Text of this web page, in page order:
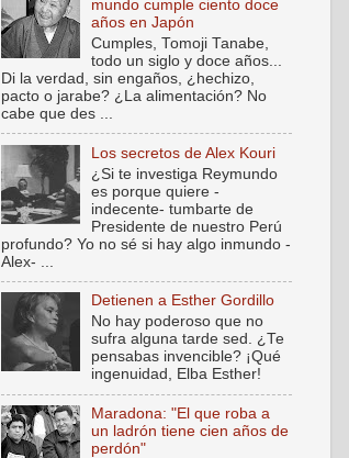
mundo cumple ciento doce
años en Japón
Cumples, Tomoji Tanabe,
todo un siglo y doce años...
Di la verdad, sin engaños, ¿hechizo,
pacto o jarabe? ¿La alimentación? No
cabe que des ...
Los secretos de Alex Kouri
¿Si te investiga Reymundo
es porque quiere -
indecente- tumbarte de
Presidente de nuestro Perú
profundo? Yo no sé si hay algo inmundo -
Alex- ...
Detienen a Esther Gordillo
No hay poderoso que no
sufra alguna tarde sed. ¿Te
pensabas invencible? ¡Qué
ingenuidad, Elba Esther!
Maradona: "El que roba a
un ladrón tiene cien años de
perdón"